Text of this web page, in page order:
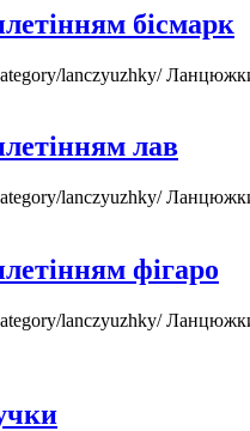
бісмарк
lanczyuzhky/
лав
lanczyuzhky/
фігаро
lanczyuzhky/